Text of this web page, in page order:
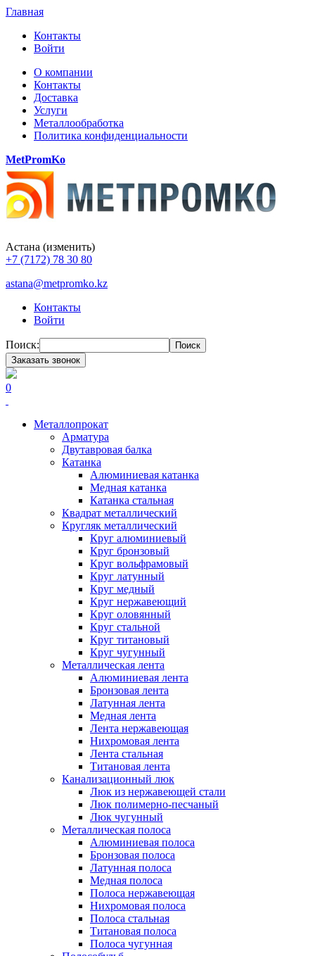
Главная
Контакты
Войти
О компании
Контакты
Доставка
Услуги
Металлообработка
Политика конфиденциальности
MetPromKo
Астана (изменить)
+7 (7172) 78 30 80
astana@metpromko.kz
Контакты
Войти
Поиск:
Поиск
Заказать звонок
0
Металлопрокат
Арматура
Двутавровая балка
Катанка
Алюминиевая катанка
Медная катанка
Катанка стальная
Квадрат металлический
Кругляк металлический
Круг алюминиевый
Круг бронзовый
Круг вольфрамовый
Круг латунный
Круг медный
Круг нержавеющий
Круг оловянный
Круг стальной
Круг титановый
Круг чугунный
Металлическая лента
Алюминиевая лента
Бронзовая лента
Латунная лента
Медная лента
Лента нержавеющая
Нихромовая лента
Лента стальная
Титановая лента
Канализационный люк
Люк из нержавеющей стали
Люк полимерно-песчаный
Люк чугунный
Металлическая полоса
Алюминиевая полоса
Бронзовая полоса
Латунная полоса
Медная полоса
Полоса нержавеющая
Нихромовая полоса
Полоса стальная
Титановая полоса
Полоса чугунная